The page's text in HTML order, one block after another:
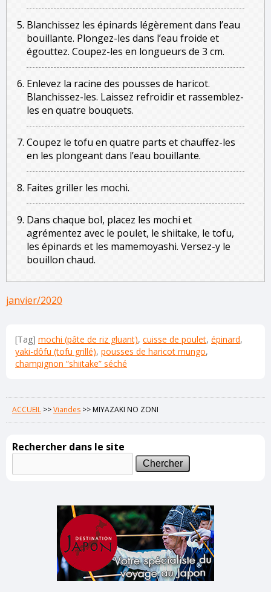
Blanchissez les épinards légèrement dans l’eau
bouillante. Plongez-les dans l’eau froide et
égouttez. Coupez-les en longueurs de 3 cm.
Enlevez la racine des pousses de haricot.
Blanchissez-les. Laissez refroidir et rassemblez-
les en quatre bouquets.
Coupez le tofu en quatre parts et chauffez-les
en les plongeant dans l’eau bouillante.
Faites griller les mochi.
Dans chaque bol, placez les mochi et
agrémentez avec le poulet, le shiitake, le tofu,
les épinards et les mamemoyashi. Versez-y le
bouillon chaud.
janvier/2020
[Tag] mochi (pâte de riz gluant), cuisse de poulet, épinard,
yaki-dôfu (tofu grillé), pousses de haricot mungo,
champignon “shiitake” séché
ACCUEIL >>Viandes >>MIYAZAKI NO ZONI
Rechercher dans le site